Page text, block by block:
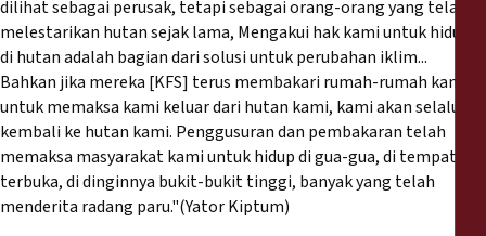
dilihat sebagai perusak, tetapi sebagai orang-orang yang telah
melestarikan hutan sejak lama, Mengakui hak kami untuk hidup
di hutan adalah bagian dari solusi untuk perubahan iklim...
Bahkan jika mereka [KFS] terus membakari rumah-rumah kami
untuk memaksa kami keluar dari hutan kami, kami akan selalu
kembali ke hutan kami. Penggusuran dan pembakaran telah
memaksa masyarakat kami untuk hidup di gua-gua, di tempat
terbuka, di dinginnya bukit-bukit tinggi, banyak yang telah
menderita radang paru."(Yator Kiptum)